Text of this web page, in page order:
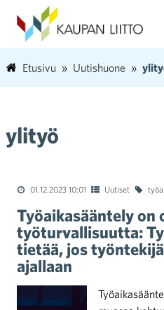
Etusivu Uutishuone
ylityö
01.12.2023 10:01 Uutiset
Työaikasääntely on
työturvallisuutta:
tietää, jos
ajallaan